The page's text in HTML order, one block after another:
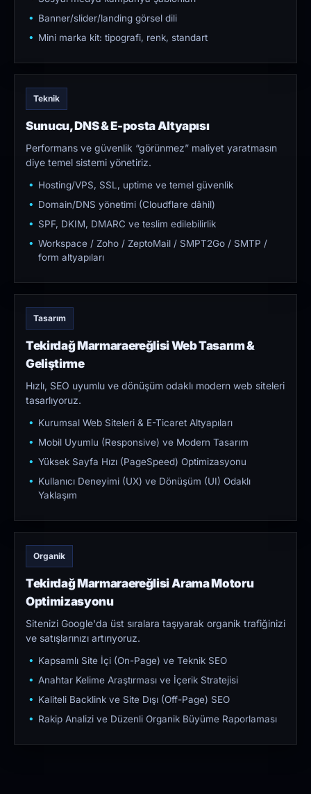
Banner/slider/landing görsel dili
Mini marka kit: tipografi, renk, standart
Teknik
Sunucu, DNS & E-posta Altyapısı
Performans ve güvenlik “görünmez” maliyet yaratmasın
diye temel sistemi yönetiriz.
Hosting/VPS, SSL, uptime ve temel güvenlik
Domain/DNS yönetimi (Cloudflare dâhil)
SPF, DKIM, DMARC ve teslim edilebilirlik
Workspace / Zoho / ZeptoMail / SMPT2Go / SMTP /
form altyapıları
Tasarım
Tekirdağ Marmaraereğlisi Web Tasarım &
Geliştirme
Hızlı, SEO uyumlu ve dönüşüm odaklı modern web siteleri
tasarlıyoruz.
Kurumsal Web Siteleri & E-Ticaret Altyapıları
Mobil Uyumlu (Responsive) ve Modern Tasarım
Yüksek Sayfa Hızı (PageSpeed) Optimizasyonu
Kullanıcı Deneyimi (UX) ve Dönüşüm (UI) Odaklı
Yaklaşım
Organik
Tekirdağ Marmaraereğlisi Arama Motoru
Optimizasyonu
Sitenizi Google'da üst sıralara taşıyarak organik trafiğinizi
ve satışlarınızı artırıyoruz.
Kapsamlı Site İçi (On-Page) ve Teknik SEO
Anahtar Kelime Araştırması ve İçerik Stratejisi
Kaliteli Backlink ve Site Dışı (Off-Page) SEO
Rakip Analizi ve Düzenli Organik Büyüme Raporlaması